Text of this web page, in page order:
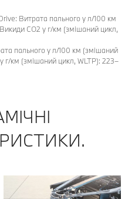
Витрата пального у л/100 км
CO2 у г/км (змішаний цикл,
пального у л/100 км (змішаний
г/км (змішаний цикл, WLTP): 223–